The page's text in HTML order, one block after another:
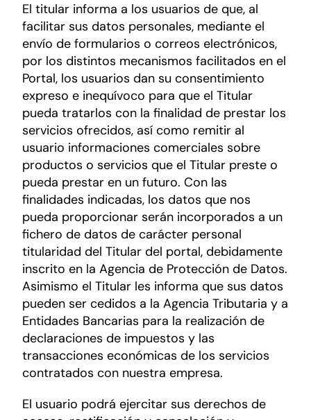
El titular informa a los usuarios de que, al
facilitar sus datos personales, mediante el
envío de formularios o correos electrónicos,
por los distintos mecanismos facilitados en el
Portal, los usuarios dan su consentimiento
expreso e inequívoco para que el Titular
pueda tratarlos con la finalidad de prestar los
servicios ofrecidos, así como remitir al
usuario informaciones comerciales sobre
productos o servicios que el Titular preste o
pueda prestar en un futuro. Con las
finalidades indicadas, los datos que nos
pueda proporcionar serán incorporados a un
fichero de datos de carácter personal
titularidad del Titular del portal, debidamente
inscrito en la Agencia de Protección de Datos.
Asimismo el Titular les informa que sus datos
pueden ser cedidos a la Agencia Tributaria y a
Entidades Bancarias para la realización de
declaraciones de impuestos y las
transacciones económicas de los servicios
contratados con nuestra empresa.
El usuario podrá ejercitar sus derechos de